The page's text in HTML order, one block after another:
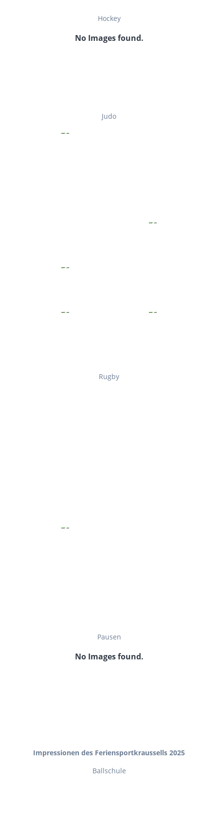
Hockey
No Images found.
Judo
Rugby
Pausen
No Images found.
Impressionen des Feriensportkraussells 2025
Ballschule